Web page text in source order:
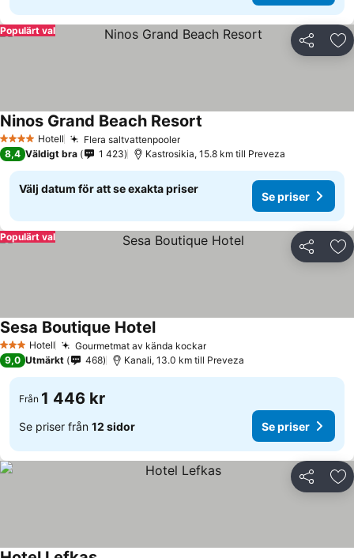
Dela
Populärt val
4 StjärnorHotell Flera saltvattenpooler
Ninos Grand Beach Resort
8,4 Väldigt bra 1 423 Kastrosikia, 15.8 km till Preveza
Välj datum för att se exakta priser
Se priser
Dela
Populärt val
3 StjärnorHotell Gourmetmat av kända kockar
Sesa Boutique Hotel
9,0 Utmärkt 468 Kanali, 13.0 km till Preveza
Från 1 446 kr
Se priser från 12 sidor Se priser
Dela